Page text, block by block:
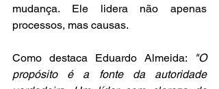
mudança. Ele lidera não apenas
processos, mas causas.
Como destaca Eduardo Almeida:
"O
propósito é a fonte da autoridade